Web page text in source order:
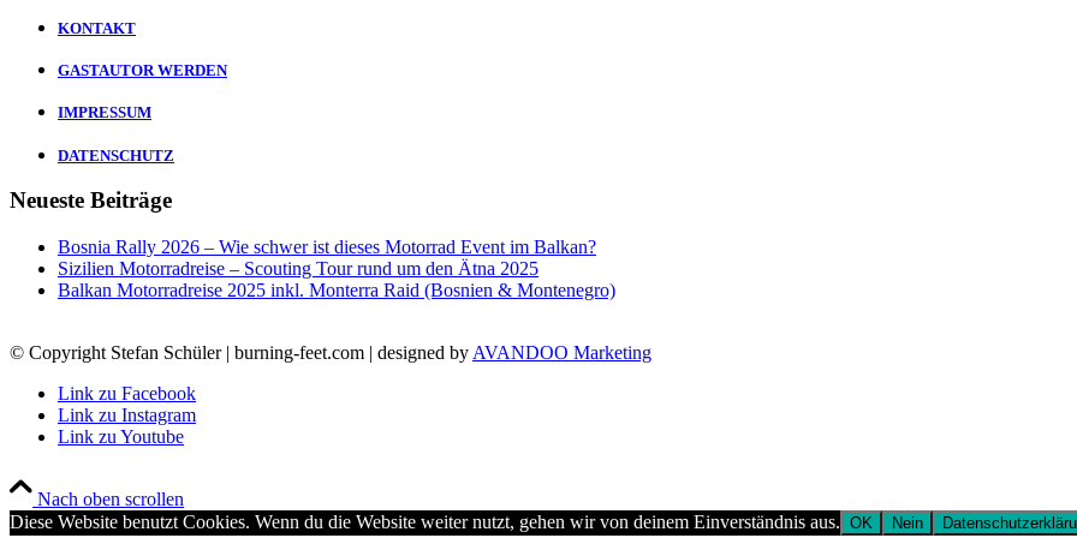
KONTAKT
GASTAUTOR WERDEN
IMPRESSUM
DATENSCHUTZ
Neueste Beiträge
Bosnia Rally 2026 – Wie schwer ist dieses Motorrad Event im Balkan?
Sizilien Motorradreise – Scouting Tour rund um den Ätna 2025
Balkan Motorradreise 2025 inkl. Monterra Raid (Bosnien & Montenegro)
© Copyright Stefan Schüler | burning-feet.com | designed by AVANDOO Marketing
Link zu Facebook
Link zu Instagram
Link zu Youtube
Nach oben scrollen
Diese Website benutzt Cookies. Wenn du die Website weiter nutzt, gehen wir von deinem Einverständnis aus. OK Nein